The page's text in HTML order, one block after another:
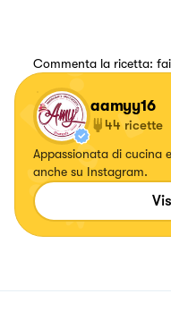
Commenta la ricetta:
aamyy16
44 ricette
Appassionata di cucina
anche su Instagram.